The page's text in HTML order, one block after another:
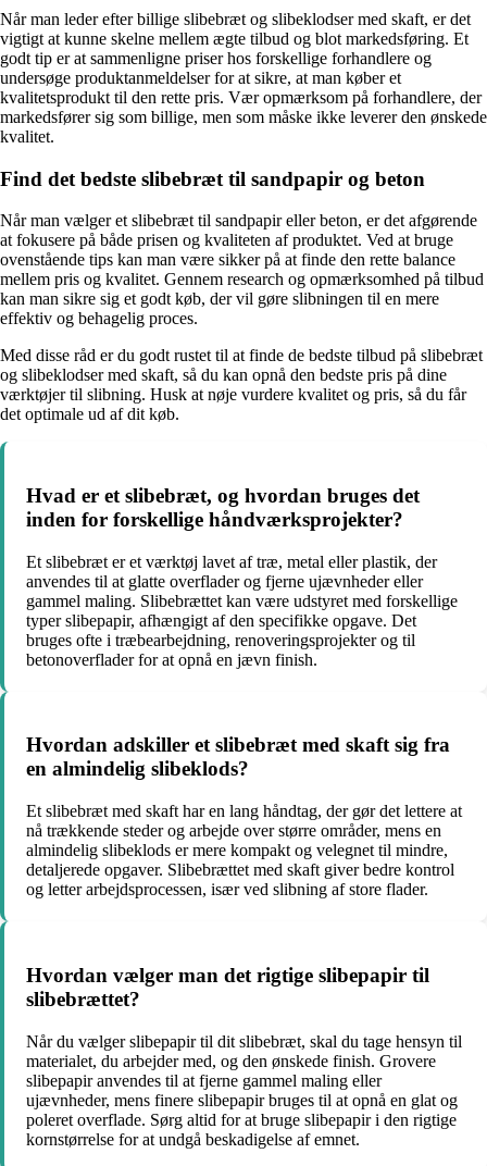
Når man leder efter billige slibebræt og slibeklodser med skaft, er det
vigtigt at kunne skelne mellem ægte tilbud og blot markedsføring. Et
godt tip er at sammenligne priser hos forskellige forhandlere og
undersøge produktanmeldelser for at sikre, at man køber et
kvalitetsprodukt til den rette pris. Vær opmærksom på forhandlere, der
markedsfører sig som billige, men som måske ikke leverer den ønskede
kvalitet.
Find det bedste slibebræt til sandpapir og beton
Når man vælger et slibebræt til sandpapir eller beton, er det afgørende
at fokusere på både prisen og kvaliteten af produktet. Ved at bruge
ovenstående tips kan man være sikker på at finde den rette balance
mellem pris og kvalitet. Gennem research og opmærksomhed på tilbud
kan man sikre sig et godt køb, der vil gøre slibningen til en mere
effektiv og behagelig proces.
Med disse råd er du godt rustet til at finde de bedste tilbud på slibebræt
og slibeklodser med skaft, så du kan opnå den bedste pris på dine
værktøjer til slibning. Husk at nøje vurdere kvalitet og pris, så du får
det optimale ud af dit køb.
Hvad er et slibebræt, og hvordan bruges det
inden for forskellige håndværksprojekter?
Et slibebræt er et værktøj lavet af træ, metal eller plastik, der
anvendes til at glatte overflader og fjerne ujævnheder eller
gammel maling. Slibebrættet kan være udstyret med forskellige
typer slibepapir, afhængigt af den specifikke opgave. Det
bruges ofte i træbearbejdning, renoveringsprojekter og til
betonoverflader for at opnå en jævn finish.
Hvordan adskiller et slibebræt med skaft sig fra
en almindelig slibeklods?
Et slibebræt med skaft har en lang håndtag, der gør det lettere at
nå trækkende steder og arbejde over større områder, mens en
almindelig slibeklods er mere kompakt og velegnet til mindre,
detaljerede opgaver. Slibebrættet med skaft giver bedre kontrol
og letter arbejdsprocessen, især ved slibning af store flader.
Hvordan vælger man det rigtige slibepapir til
slibebrættet?
Når du vælger slibepapir til dit slibebræt, skal du tage hensyn til
materialet, du arbejder med, og den ønskede finish. Grovere
slibepapir anvendes til at fjerne gammel maling eller
ujævnheder, mens finere slibepapir bruges til at opnå en glat og
poleret overflade. Sørg altid for at bruge slibepapir i den rigtige
kornstørrelse for at undgå beskadigelse af emnet.